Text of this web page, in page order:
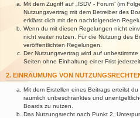
Mit dem Zugriff auf „ISDV - Forum“ (im
Nutzungsvertrag mit dem Betreiber des
erklärst dich mit den nachfolgenden
Wenn du mit diesen Regelungen nicht
nicht weiter nutzen. Für die Nutzung des
veröffentlichten Regelungen.
Der Nutzungsvertrag wird auf
Seiten ohne Einhaltung einer Frist
2. EINRÄUMUNG VON
Mit dem Erstellen eines Beitrags erteilst
räumlich unbeschränktes und
Boards zu nutzen.
Das Nutzungsrecht nach Punkt 2,